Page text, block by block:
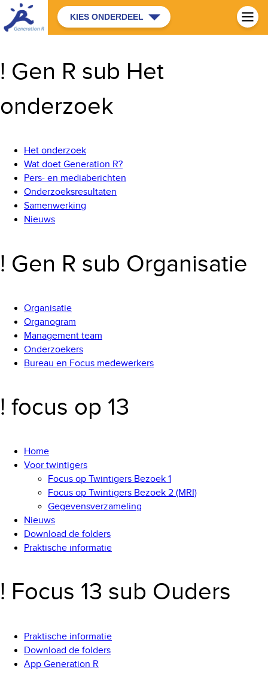
KIES ONDERDEEL
! Gen R sub Het
onderzoek
Het onderzoek
Wat doet Generation R?
Pers- en mediaberichten
Onderzoeksresultaten
Samenwerking
Nieuws
! Gen R sub Organisatie
Organisatie
Organogram
Management team
Onderzoekers
Bureau en Focus medewerkers
! focus op 13
Home
Voor twintigers
Focus op Twintigers Bezoek 1
Focus op Twintigers Bezoek 2 (MRI)
Gegevensverzameling
Nieuws
Download de folders
Praktische informatie
! Focus 13 sub Ouders
Praktische informatie
Download de folders
App Generation R